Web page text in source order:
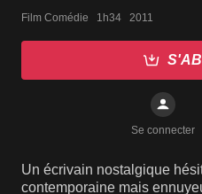
Film Comédie   1h34   2011
Se connecter
Un écrivain nostalgique
contemporaine mais